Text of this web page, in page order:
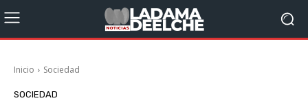
Inicio Sociedad
SOCIEDAD